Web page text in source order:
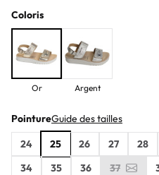
Coloris
Or Argent
PointureGuide des tailles
24
25 26 27 28
34
35 36 37